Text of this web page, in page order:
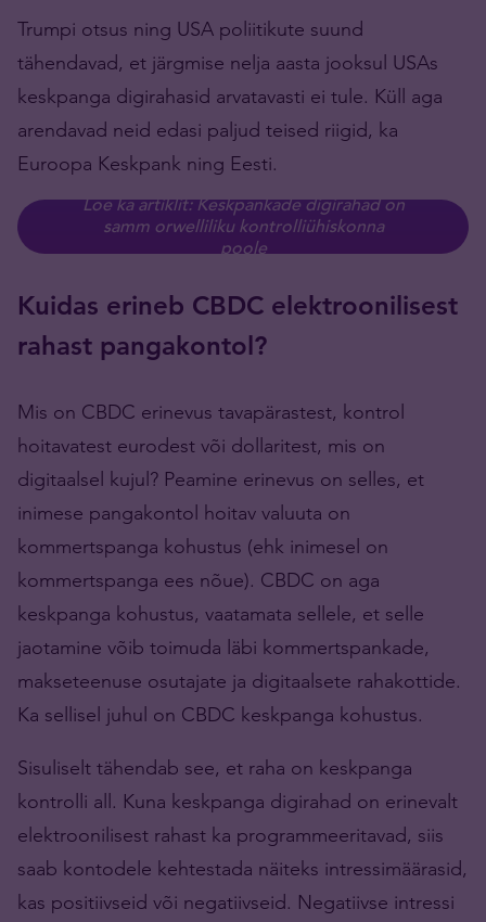
Trumpi otsus ning USA poliitikute suund
tähendavad, et järgmise nelja aasta jooksul USAs
keskpanga digirahasid arvatavasti ei tule. Küll aga
arendavad neid edasi paljud teised riigid, ka
Euroopa Keskpank ning Eesti.
Loe ka artiklit: Keskpankade digirahad on
samm orwelliliku kontrolliühiskonna
poole
Kuidas erineb CBDC elektroonilisest
rahast pangakontol?
Mis on CBDC erinevus tavapärastest, kontrol
hoitavatest eurodest või dollaritest, mis on
digitaalsel kujul? Peamine erinevus on selles, et
inimese pangakontol hoitav valuuta on
kommertspanga kohustus (ehk inimesel on
kommertspanga ees nõue). CBDC on aga
keskpanga kohustus, vaatamata sellele, et selle
jaotamine võib toimuda läbi kommertspankade,
makseteenuse osutajate ja digitaalsete rahakottide.
Ka sellisel juhul on CBDC keskpanga kohustus.
Sisuliselt tähendab see, et raha on keskpanga
kontrolli all. Kuna keskpanga digirahad on erinevalt
elektroonilisest rahast ka programmeeritavad, siis
saab kontodele kehtestada näiteks intressimäärasid,
kas positiivseid või negatiivseid. Negatiivse intressi